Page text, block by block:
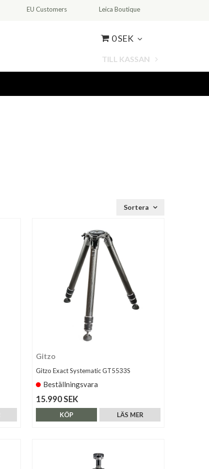
EU Customers Leica Boutique
0 SEK
TILL KASSAN
Sortera
Gitzo
Gitzo Exact Systematic GT5533S
Beställningsvara
15.990 SEK
LÄS MER
KÖP